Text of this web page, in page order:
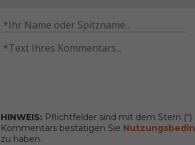
HINWEIS: Pflichtfelder sind mit dem Stern (*)
Kommentars bestätigen Sie
zu haben.